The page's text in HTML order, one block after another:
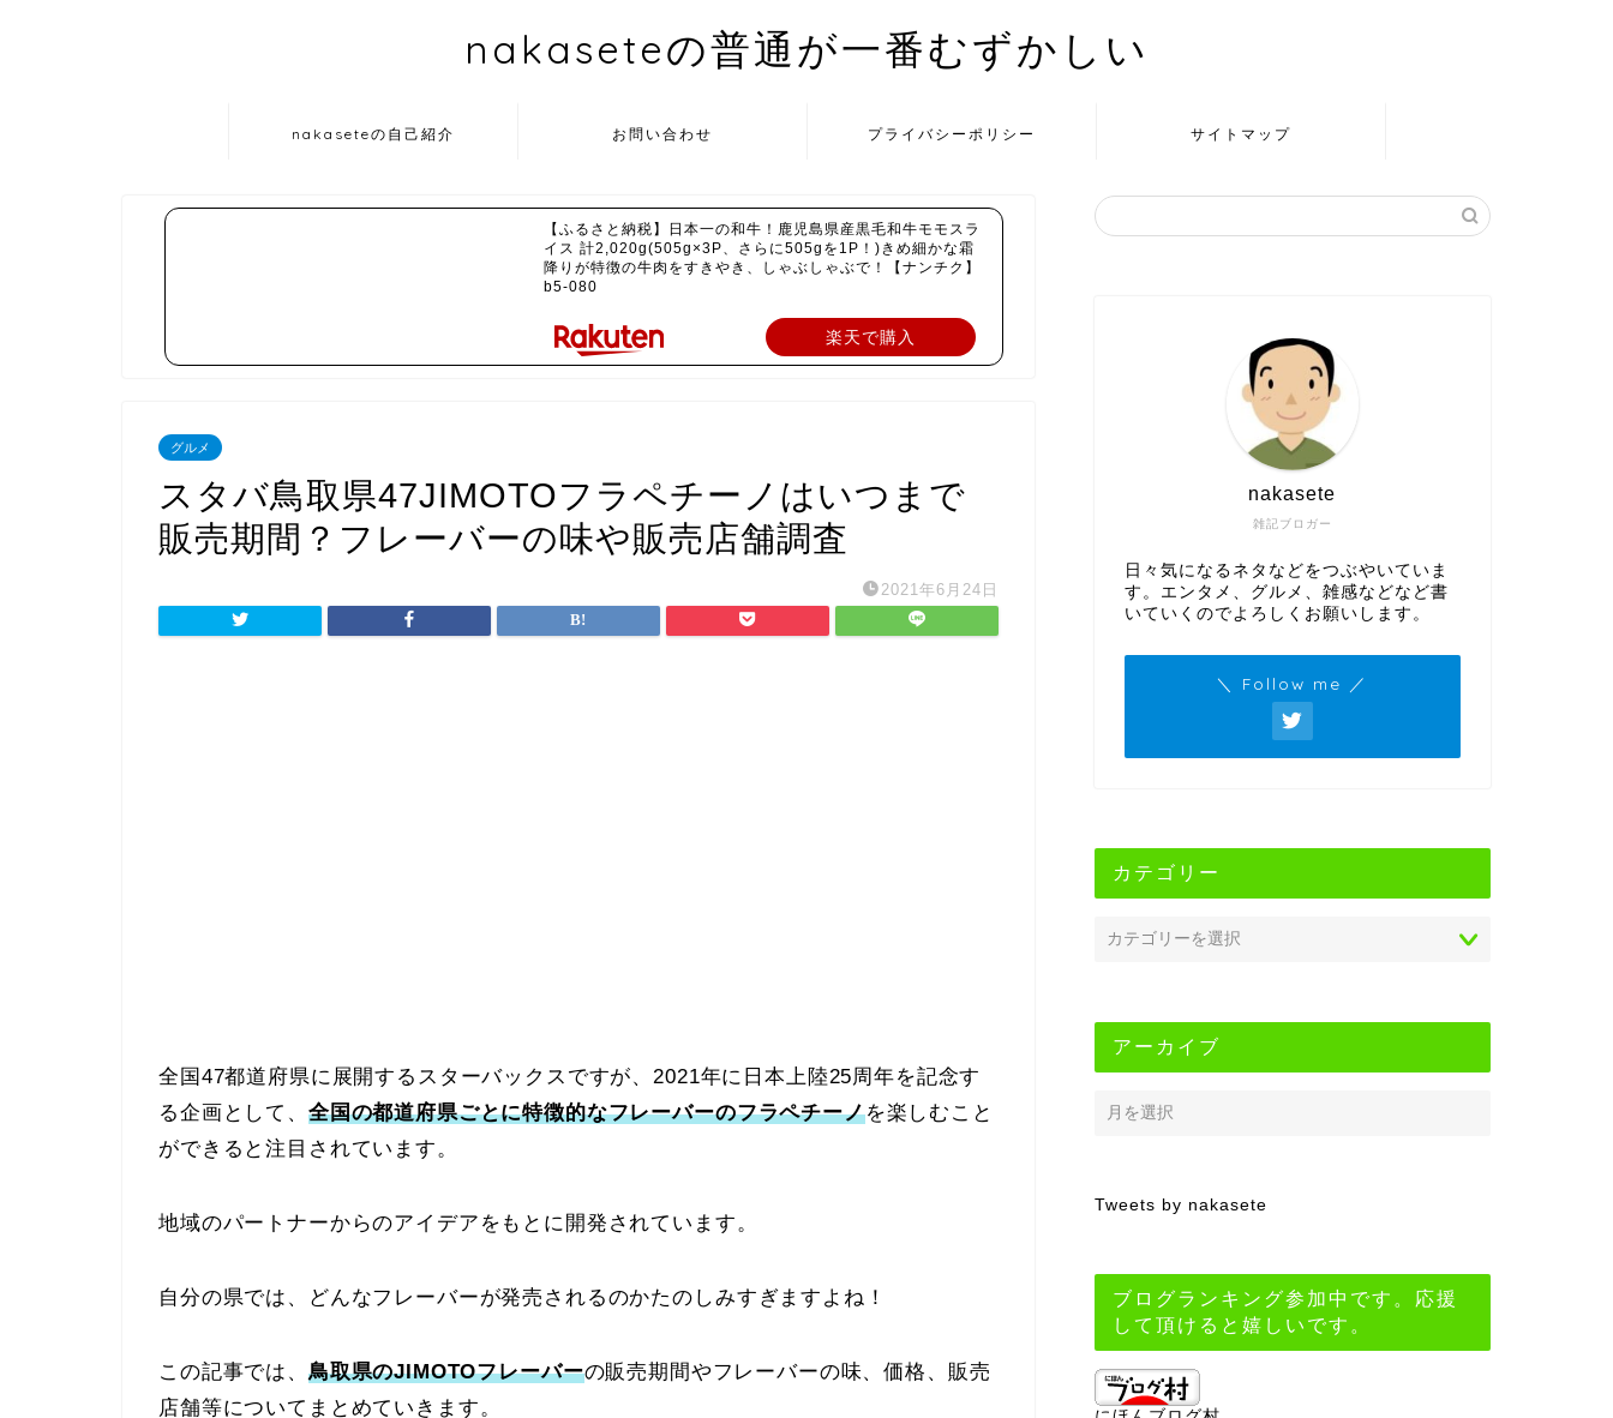
nakaseteの普通が一番むずかしい
nakaseteの自己紹介 お問い合わせ プライバシーポリシー サイトマップ
【ふるさと納税】日本一の和牛！鹿児島県産黒毛和牛モモスラ
イス 計2,020g(505g×3P、さらに505gを1P！)きめ細かな霜
降りが特徴の牛肉をすきやき、しゃぶしゃぶで！【ナンチク】
b5-080
楽天で購入
グルメ
スタバ鳥取県47JIMOTOフラペチーノはいつまで
販売期間？フレーバーの味や販売店舗調査
2021年6月24日
全国47都道府県に展開するスターバックスですが、2021年に日本上陸25周年を記念す
る企画として、 全国の都道府県ごとに特徴的なフレーバーのフラペチーノを楽しむこと
ができると注目されています。
地域のパートナーからのアイデアをもとに開発されています。
自分の県では、どんなフレーバーが発売されるのかたのしみすぎますよね！
この記事では、 鳥取県のJIMOTOフレーバーの販売期間やフレーバーの味、価格、販売
店舗等についてまとめていきます。
雑記ブロガー
nakasete
日々気になるネタなどをつぶやいていま
す。エンタメ、グルメ、雑感などなど書
いていくのでよろしくお願いします。
＼ Follow me ／
カテゴリー
アーカイブ
Tweets by nakasete
ブログランキング参加中です。応援
して頂けると嬉しいです。